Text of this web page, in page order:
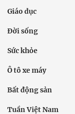
Giáo dục
Đời sống
Sức khỏe
Ô tô xe máy
Bất động sản
Tuần Việt Nam